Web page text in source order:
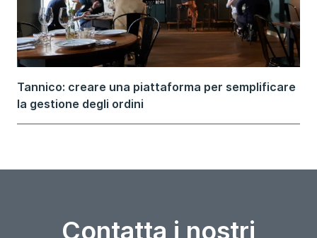
Tannico: creare una piattaforma per semplificare
la gestione degli ordini
Contatta i nostri